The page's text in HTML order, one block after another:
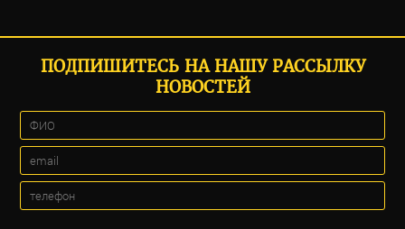
ПОДПИШИТЕСЬ НА НАШУ РАССЫЛКУ
НОВОСТЕЙ